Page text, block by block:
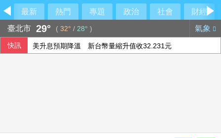
最新 熱門 專題 政治 社會
財經
臺北市 29° ( 32° / 28° ) 氣象
快訊 美升息預期降溫 新台幣量縮升值收32.231元